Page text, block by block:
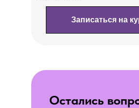
Записаться на
Остались